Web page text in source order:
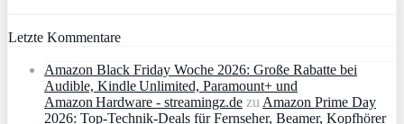
Letzte Kommentare
Amazon Black Friday Woche 2026: Große Rabatte bei
Audible, Kindle Unlimited, Paramount+ und
Amazon Hardware - streamingz.de zuAmazon Prime Day
2026: Top-Technik-Deals für Fernseher, Beamer, Kopfhörer